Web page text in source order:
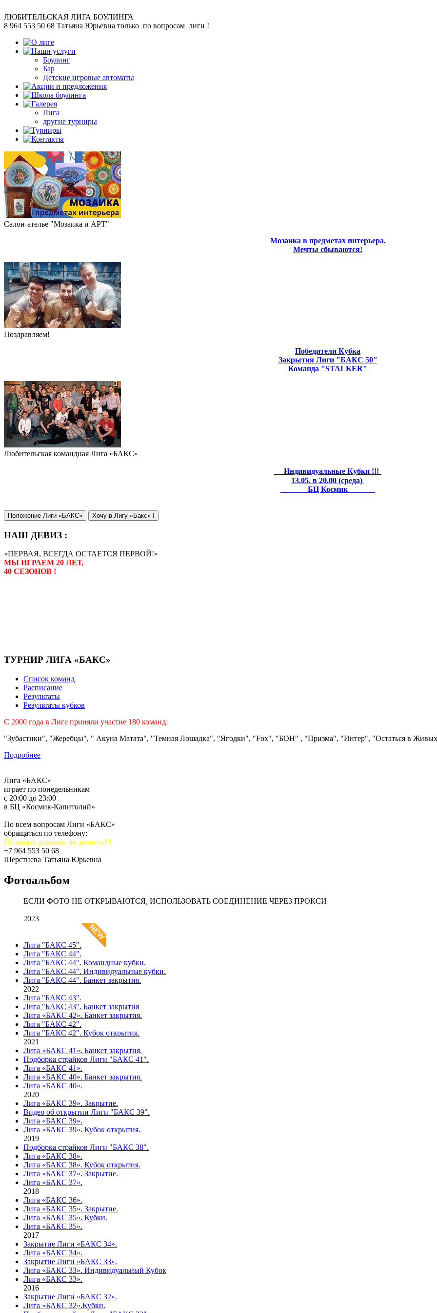
ЛЮБИТЕЛЬСКАЯ ЛИГА БОУЛИНГА
8 964 553 50 68 Татьяна Юрьевна только по вопросам лиги !
Боулинг
Бар
Детские игровые автоматы
Лига
другие турниры
Салон-ателье "Мозаика и АРТ"
Мозаика в предметах интерьера.
Мечты сбываются!
Поздравляем!
Победители Кубка
Закрытия Лиги "БАКС 50"
Команда "STALKER"
Любительская командная Лига «БАКС»
Индивидуальные Кубки !!!
13.05. в 20.00 (среда)
БЦ Космик
Положение Лиги «БАКС» Хочу в Лигу «Бакс» !
НАШ ДЕВИЗ :
«ПЕРВАЯ, ВСЕГДА ОСТАЕТСЯ ПЕРВОЙ!»
МЫ ИГРАЕМ 20 ЛЕТ,
40 СЕЗОНОВ !
ТУРНИР ЛИГА «БАКС»
Список команд
Расписание
Результаты
Результаты кубков
C 2000 года в Лиге приняли участие 180 команд:
"Зубастики", "Жеребцы", " Акуна Матата", "Темная Лошадка", "Ягодки", "Fох", "БОН" , "Призма", "Интер", "Остаться в
Подробнее
Лига «БАКС»
играет по понедельникам
с 20:00 до 23:00
в БЦ «Космик-Капитолий»
По всем вопросам Лиги «БАКС»
обращаться по телефону:
По заказу дорожек не звонить!!!
+7 964 553 50 68
Шерстнева Татьяна Юрьевна
Фотоальбом
ЕСЛИ ФОТО НЕ ОТКРЫВАЮТСЯ, ИСПОЛЬЗОВАТЬ СОЕДИНЕНИЕ ЧЕРЕЗ ПРОКСИ
2023
Лига "БАКС 45".
Лига "БАКС 44".
Лига "БАКС 44". Командные кубки.
Лига "БАКС 44". Индивидуальные кубки.
Лига "БАКС 44". Банкет закрытия.
2022
Лига "БАКС 43".
Лига "БАКС 43". Банкет закрытия
Лига «БАКС 42». Банкет закрытия.
Лига "БАКС 42".
Лига "БАКС 42". Кубок открытия.
2021
Лига «БАКС 41». Банкет закрытия.
Подборка страйков Лиги "БАКС 41".
Лига «БАКС 41».
Лига «БАКС 40». Банкет закрытия.
Лига «БАКС 40».
2020
Лига «БАКС 39». Закрытие.
Видео об открытии Лиги "БАКС 39".
Лига «БАКС 39».
Лига «БАКС 39». Кубок открытия.
2019
Подборка страйков Лиги "БАКС 38".
Лига «БАКС 38».
Лига «БАКС 38». Кубок открытия.
Лига «БАКС 37». Закрытие.
Лига «БАКС 37».
2018
Лига «БАКС 36».
Лига «БАКС 35». Закрытие.
Лига «БАКС 35». Кубки.
Лига «БАКС 35».
2017
Закрытие Лиги «БАКС 34».
Лига «БАКС 34».
Закрытие Лиги «БАКС 33».
Лига «БАКС 33». Индивидуальный Кубок
Лига «БАКС 33».
2016
Закрытие Лиги «БАКС 32».
Лига «БАКС 32».Кубки.